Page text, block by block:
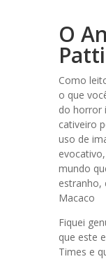
O
Como
o que
do horror
cativeiro
uso de
mundo
estranho,
Macaco
Fiquei
que este
Times e